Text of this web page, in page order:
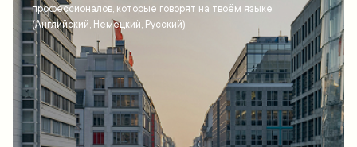
профессионалов, которые говорят на твоём языке
(Английский, Немецкий, Русский)